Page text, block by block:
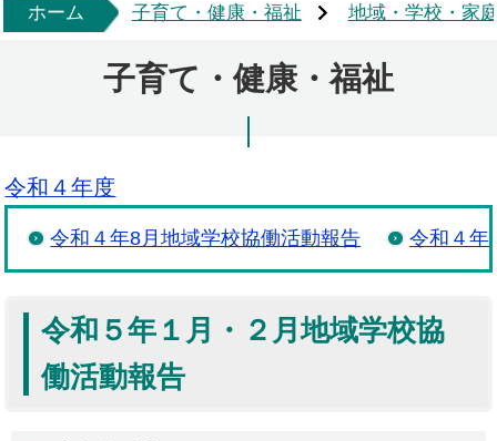
ホーム 子育て・健康・福祉 地域・学校・家
子育て・健康・福祉
令和４年度
令和４年8月地域学校協働活動報告 令和４年
令和５年１月・２月地域学校協
働活動報告